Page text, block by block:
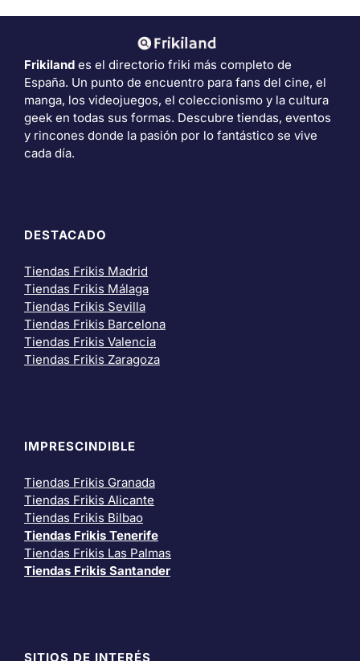
Frikiland es el directorio friki más completo de
España. Un punto de encuentro para fans del cine, el
manga, los videojuegos, el coleccionismo y la cultura
geek en todas sus formas. Descubre tiendas, eventos
y rincones donde la pasión por lo fantástico se vive
cada día.
DESTACADO
Tiendas Frikis Madrid
Tiendas Frikis Málaga
Tiendas Frikis Sevilla
Tiendas Frikis Barcelona
Tiendas Frikis Valencia
Tiendas Frikis Zaragoza
IMPRESCINDIBLE
Tiendas Frikis Granada
Tiendas Frikis Alicante
Tiendas Frikis Bilbao
Tiendas Frikis Tenerife
Tiendas Frikis Las Palmas
Tiendas Frikis Santander
SITIOS DE INTERÉS